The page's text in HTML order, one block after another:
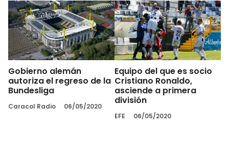
Gobierno alemán
autoriza el regreso de la
Bundesliga
Caracol Radio 06/05/2020
Equipo del que es socio
Cristiano Ronaldo,
asciende a primera
división
EFE 06/05/2020